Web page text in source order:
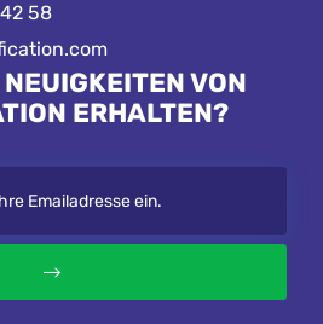
58
VON
ERHALTEN?